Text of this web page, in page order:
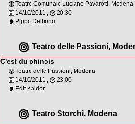
Teatro Comunale Luciano Pavarotti, Modena
14/10/2011 ,
20:30
Pippo Delbono
Teatro delle Passioni,
C'est du chinois
Teatro delle Passioni, Modena
14/10/2011 ,
23:00
Edit Kaldor
Teatro Storchi, Modena